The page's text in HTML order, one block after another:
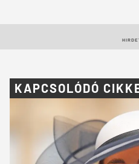
KAPCSOLÓDÓ